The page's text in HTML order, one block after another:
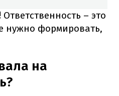
Ответственность – это
нужно формировать,
на